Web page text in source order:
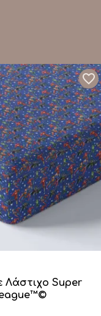
Λάστιχο Super